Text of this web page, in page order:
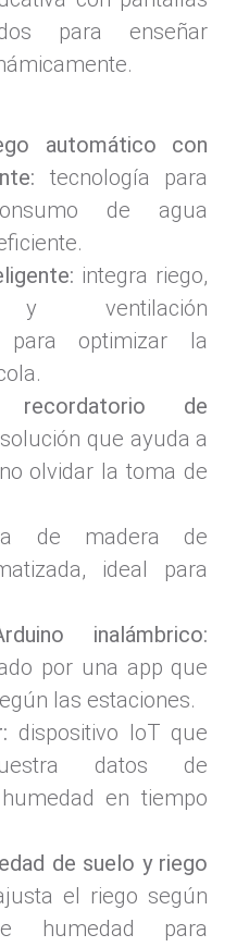
para enseñar
automático con
tecnología para
de agua
integra riego,
y ventilación
para optimizar la
de
solución que ayuda a
olvidar la toma de
de madera de
ideal para
inalámbrico:
por una app que
las estaciones.
dispositivo IoT que
datos de
en tiempo
de suelo y riego
el riego según
humedad para